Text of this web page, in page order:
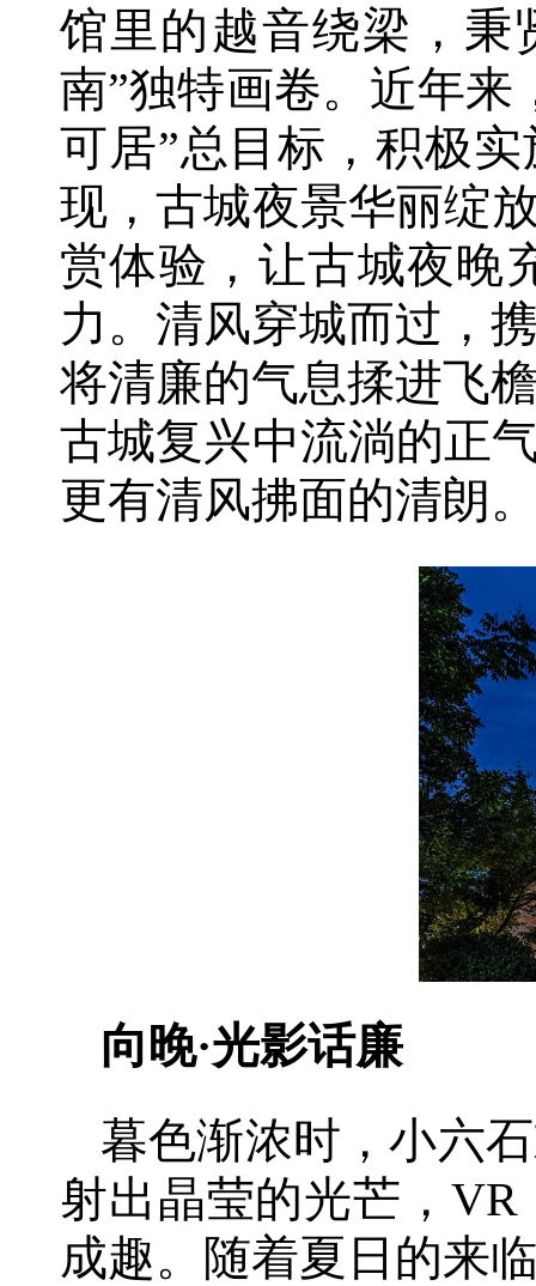
馆里的越音绕梁，秉
南”独特画卷。近年
可居”总目标，积极
现，古城夜景华丽绽
赏体验，让古城夜晚
力。清风穿城而过，
将清廉的气息揉进飞
古城复兴中流淌的正
更有清风拂面的清朗
向晚·光影话廉
暮色渐浓时，小六
射出晶莹的光芒，
成趣。随着夏日的来